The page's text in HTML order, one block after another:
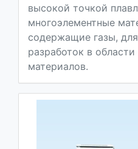
высокой точкой
многоэлементные
содержащие газы,
разработок в
материалов.